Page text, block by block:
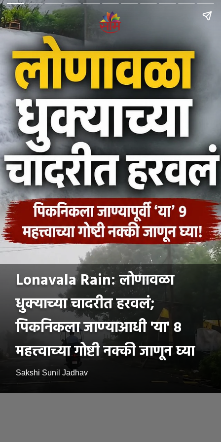
Lonavala Rain: लोणावळा
धुक्याच्या चादरीत हरवलं;
पिकनिकला जाण्याआधी 'या' ८
महत्त्वाच्या गोष्टी नक्की जाणून घ्या
Sakshi Sunil Jadhav